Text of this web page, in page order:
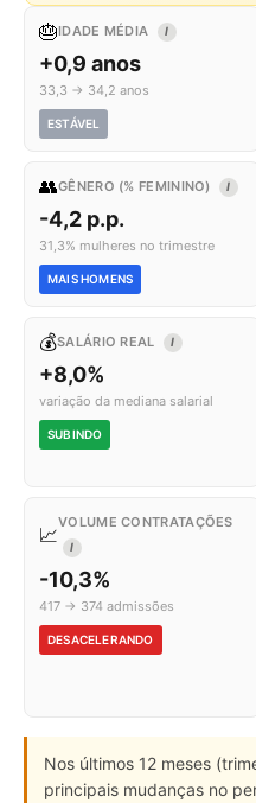
🎂IDADE MÉDIA I
+0,9 anos
33,3 → 34,2 anos
ESTÁVEL
👥GÊNERO (% FEMININO) I
-4,2 p.p.
31,3% mulheres no trimestre
MAIS HOMENS
💰SALÁRIO REAL I
+8,0%
variação da mediana salarial
SUBINDO
📈
VOLUME CONTRATAÇÕES
I
-10,3%
417 → 374 admissões
DESACELERANDO
Nos últimos 12 meses
principais mudanças no